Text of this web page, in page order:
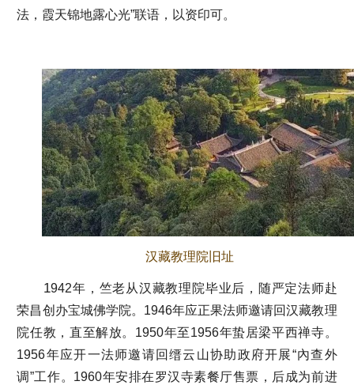
法，霞天锦地露心光”联语，以资印可。
汉藏教理院旧址
1942年，竺老从汉藏教理院毕业后，随严定法师赴
荣昌创办宝城佛学院。1946年应正果法师邀请回汉藏教理
院任教，直至解放。1950年至1956年蛰居梁平西禅寺。
1956年应开一法师邀请回缙云山协助政府开展“內查外
调”工作。1960年安排在罗汉寺素餐厅售票，后成为前进